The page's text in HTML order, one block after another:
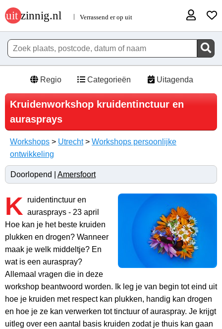
Regio Categorieën Uitagenda
Kruidenworkshop kruidentinctuur en
aurasprays
Workshops > Utrecht> Workshops persoonlijke
ontwikkeling
Doorlopend | Amersfoort
K ruidentinctuur en
aurasprays - 23 april
Hoe kan je het beste kruiden
plukken en drogen? Wanneer
maak je welk middeltje? En
wat is een auraspray?
Allemaal vragen die in deze
workshop beantwoord worden. Ik leg je van begin tot eind uit
hoe je kruiden met respect kan plukken, handig kan drogen
en hoe je ze kan verwerken tot tinctuur of auraspray. Je krijgt
uitleg over een aantal basis kruiden zodat je thuis kan gaan